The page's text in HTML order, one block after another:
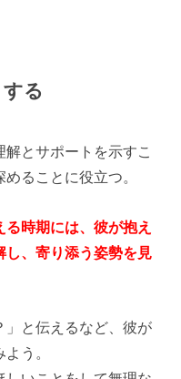
る
とサポートを示すこ
ることに役立つ。
時期には、彼が抱え
し、寄り添う姿勢を見
」と伝えるなど、彼が
う。